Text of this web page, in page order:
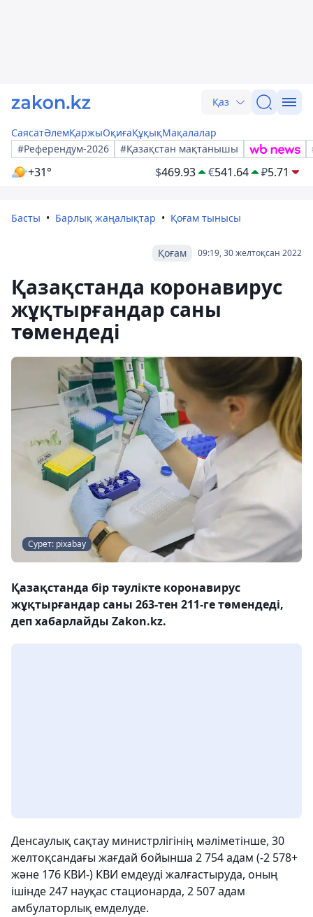
Қаз
СаясатӘлемҚаржыОқиғаҚұқықМақалалар
#Референдум-2026
#Қазақстан мақтанышы
+31° $469.93 €541.64 ₽5.71
Басты Барлық жаңалықтар Қоғам тынысы
09:19, 30 желтоқсан 2022
Қоғам
Қазақстанда коронавирус
жұқтырғандар саны
төмендеді
Сурет: pixabay
Қазақстанда бір тәулікте коронавирус
жұқтырғандар саны 263-тен 211-ге төмендеді,
деп хабарлайды Zakon.kz.
Денсаулық сақтау министрлігінің мәліметінше, 30
желтоқсандағы жағдай бойынша 2 754 адам (-2 578+
және 176 КВИ-) КВИ емдеуді жалғастыруда, оның
ішінде 247 науқас стационарда, 2 507 адам
амбулаторлық емделуде.